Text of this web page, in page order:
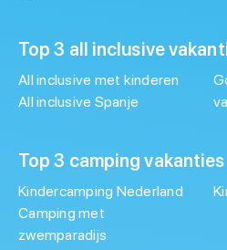
Top 3 all inclusive
All inclusive met kinderen
All inclusive Spanje
Top 3 camping vakanties
Kindercamping Nederland
Camping met
zwemparadijs